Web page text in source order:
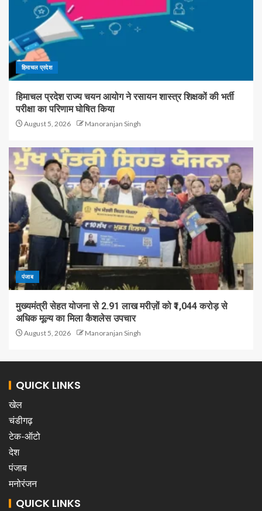
हिमाचल प्रदेश
हिमाचल प्रदेश राज्य चयन आयोग ने रसायन शास्त्र शिक्षकों की भर्ती
परीक्षा का परिणाम घोषित किया
August 5, 2026 Manoranjan Singh
पंजाब
मुख्यमंत्री सेहत योजना से 2.91 लाख मरीज़ों को ₹1,044 करोड़ से
अधिक मूल्य का मिला कैशलेस उपचार
August 5, 2026 Manoranjan Singh
QUICK LINKS
खेल
चंडीगढ़
टेक-ऑटो
देश
पंजाब
मनोरंजन
QUICK LINKS